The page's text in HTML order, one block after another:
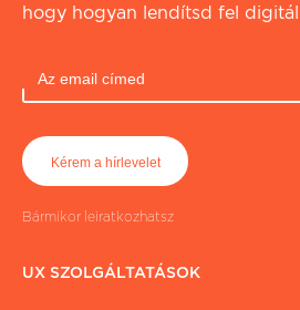
hogy hogyan lendítsd fel
Bármikor leiratkozhatsz
UX SZOLGÁLTATÁSOK